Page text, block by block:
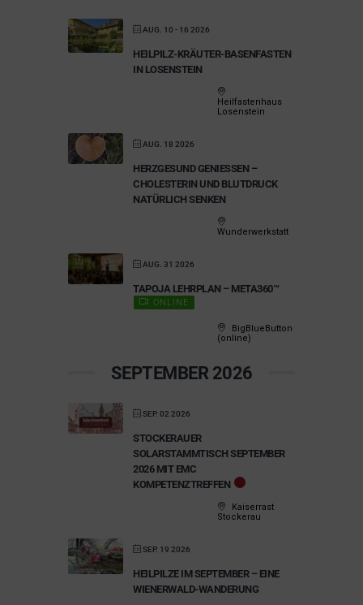
AUG. 10 - 16 2026
HEILPILZ-KRÄUTER-BASENFASTEN
IN LOSENSTEIN
Heilfastenhaus
Losenstein
AUG. 18 2026
HERZGESUND GENIESSEN – C
HOLESTERIN UND BLUTDRUCK N
ATÜRLICH SENKEN
Wunderwerkstatt
AUG. 31 2026
TAPOJA LEHRPLAN – META360™
ONLINE
BigBlueButton
(online)
SEPTEMBER 2026
SEP. 02 2026
STOCKERAUER
SOLARSTAMMTISCH SEPTEMBER
2026 MIT EMC
KOMPETENZTREFFEN
Kaiserrast
Stockerau
SEP. 19 2026
HEILPILZE IM SEPTEMBER – EINE
WIENERWALD-WANDERUNG